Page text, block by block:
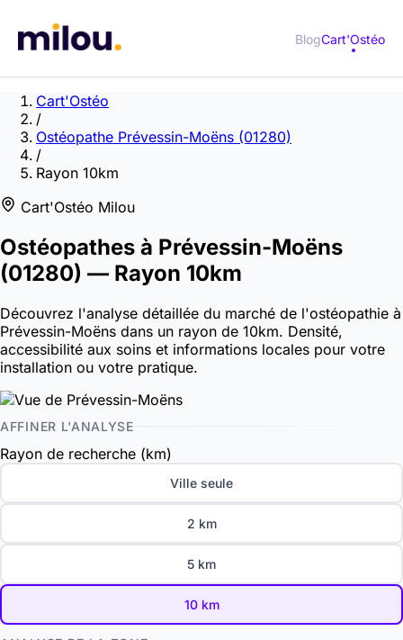
BlogCart'Ostéo
Cart'Ostéo
/
Ostéopathe Prévessin-Moëns (01280)
/
Rayon 10km
Cart'Ostéo Milou
Ostéopathes à Prévessin-Moëns
(01280) — Rayon 10km
Découvrez l'analyse détaillée du marché de l'ostéopathie à
Prévessin-Moëns dans un rayon de 10km. Densité,
accessibilité aux soins et informations locales pour votre
installation ou votre pratique.
AFFINER L'ANALYSE
Rayon de recherche (km)
Ville seule
2 km
5 km
10 km